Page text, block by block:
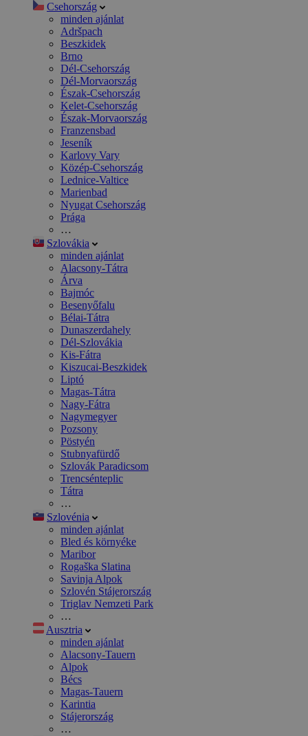
Csehország
minden ajánlat
Adršpach
Beszkidek
Brno
Dél-Csehország
Dél-Morvaország
Észak-Csehország
Kelet-Csehország
Észak-Morvaország
Franzensbad
Jeseník
Karlovy Vary
Közép-Csehország
Lednice-Valtice
Marienbad
Nyugat Csehország
Prága
…
Szlovákia
minden ajánlat
Alacsony-Tátra
Árva
Bajmóc
Besenyőfalu
Bélai-Tátra
Dunaszerdahely
Dél-Szlovákia
Kis-Fátra
Kiszucai-Beszkidek
Liptó
Magas-Tátra
Nagy-Fátra
Nagymegyer
Pozsony
Pöstyén
Stubnyafürdő
Szlovák Paradicsom
Trencsénteplic
Tátra
…
Szlovénia
minden ajánlat
Bled és környéke
Maribor
Rogaška Slatina
Savinja Alpok
Szlovén Stájerország
Triglav Nemzeti Park
…
Ausztria
minden ajánlat
Alacsony-Tauern
Alpok
Bécs
Magas-Tauern
Karintia
Stájerország
…